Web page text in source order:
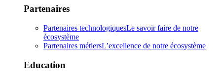
Partenaires
Partenaires technologiquesLe savoir faire de notre
écosystème
Partenaires métiersL’excellence de notre écosystème
Education